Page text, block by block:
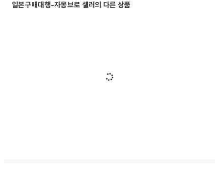
일본구매대행-자몽브로 셀러의 다른 상품